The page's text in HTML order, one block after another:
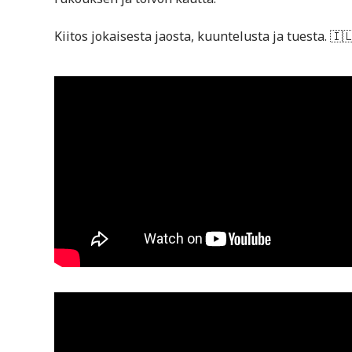
Kiitos jokaisesta jaosta, kuuntelusta ja tuesta.